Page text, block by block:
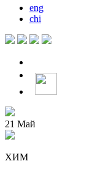
eng
chi
21 Май
ХИМ